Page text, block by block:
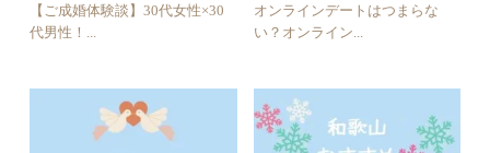
【ご成婚体験談】30代女性×30
代男性！...
オンラインデートはつまらな
い？オンライン...